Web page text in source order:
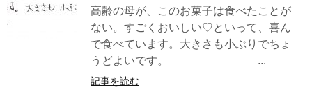
高齢の母が、このお菓子は食べたことが
ない。すごくおいしい♡といって、喜ん
で食べています。大きさも小ぶりでちょ
うどよいです。 ...
記事を読む